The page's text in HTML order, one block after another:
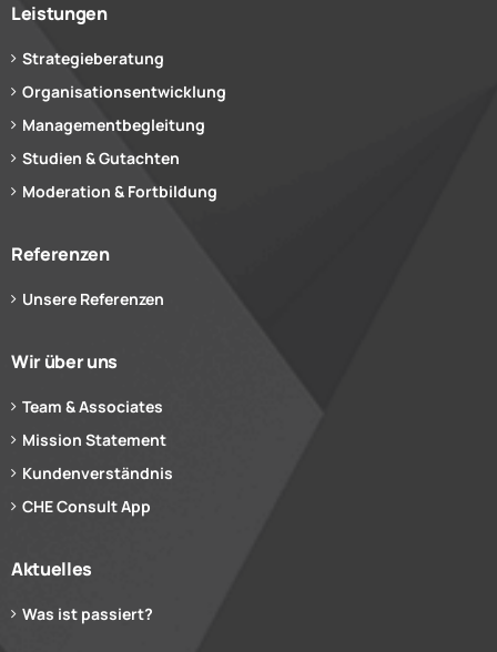
Leistungen
Strategieberatung
Organisationsentwicklung
Managementbegleitung
Studien & Gutachten
Moderation & Fortbildung
Referenzen
Unsere Referenzen
Wir über uns
Team & Associates
Mission Statement
Kundenverständnis
CHE Consult App
Aktuelles
Was ist passiert?